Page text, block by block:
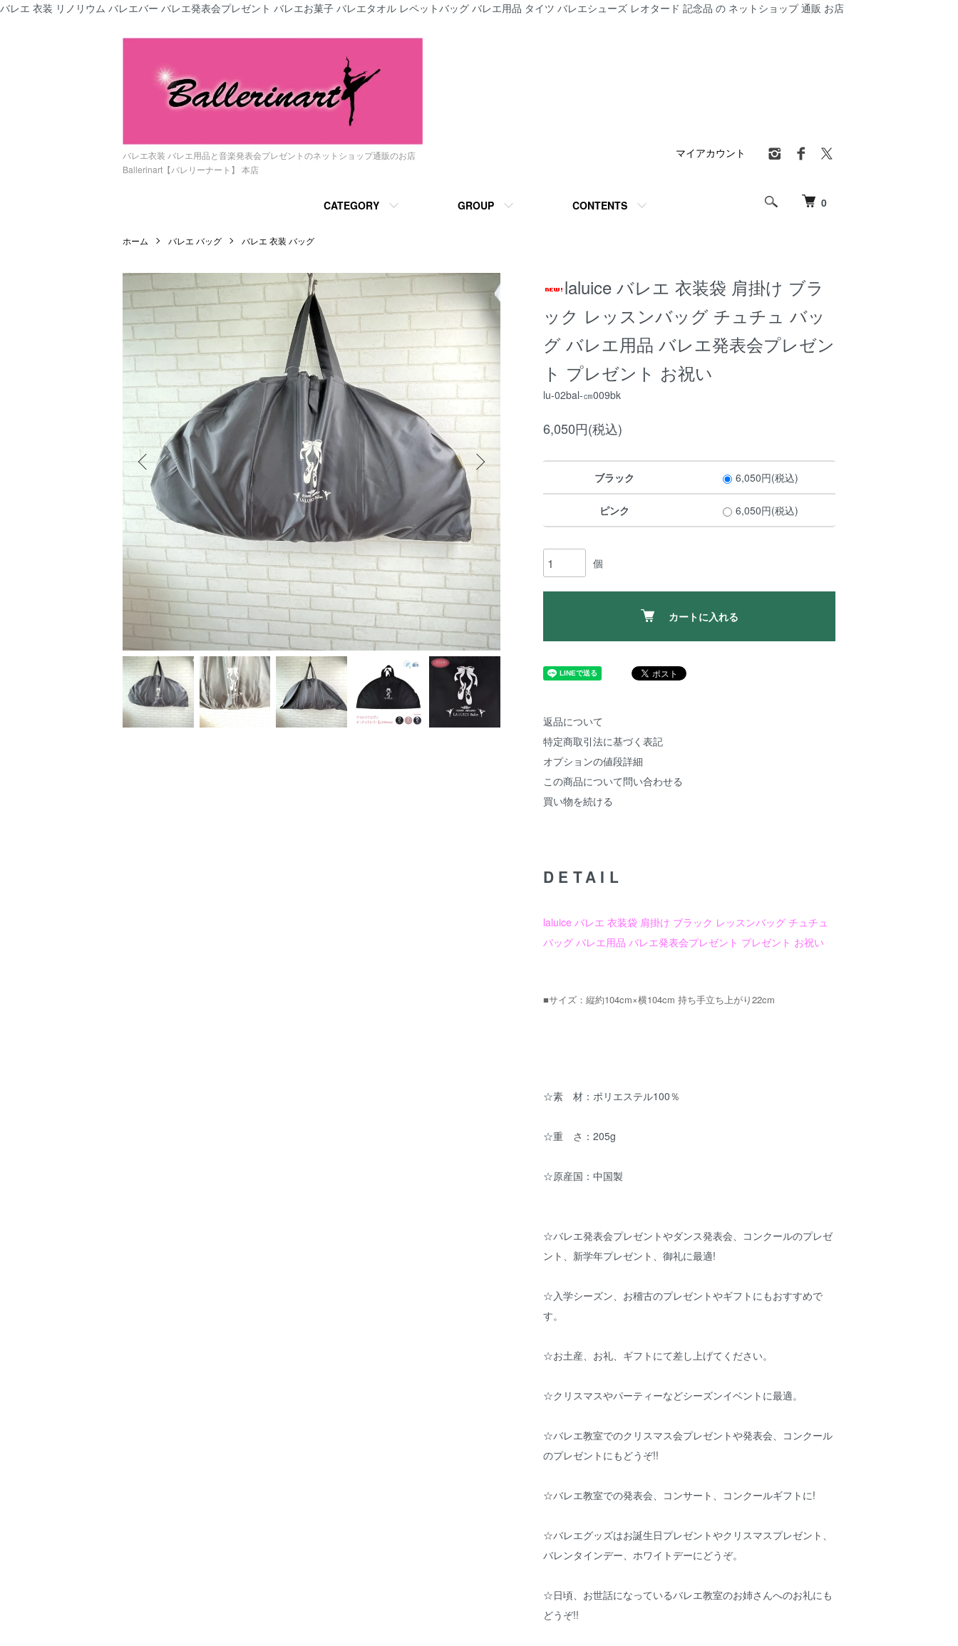
バレエ 衣装 リノリウム バレエバー バレエ発表会プレゼント バレエお菓子 バレエタオル レペットバッグ バレエ用品 タイツ バレエシューズ レオタード 記念品 の ネットショップ 通販 お店
バレエ衣装 バレエ用品と音楽発表会プレゼントのネットショップ通販のお店
Ballerinart【バレリーナート】 本店
0
CATEGORY GROUP CONTENTS
マイアカウント
ホーム バレエ バッグ バレエ 衣装 バッグ
laluice バレエ 衣装袋 肩掛け ブラ
ック レッスンバッグ チュチュ バッ
グ バレエ用品 バレエ発表会プレゼン
ト プレゼント お祝い
lu-02bal-㎝009bk
6,050円(税込)
ブラック 6,050円(税込)
ピンク 6,050円(税込)
個
カートに入れる
返品について
特定商取引法に基づく表記
オプションの値段詳細
この商品について問い合わせる
買い物を続ける
DETAIL
laluice バレエ 衣装袋 肩掛け ブラック レッスンバッグ チュチュ
バッグ バレエ用品 バレエ発表会プレゼント プレゼント お祝い
■サイズ：縦約104cm×横104cm 持ち手立ち上がり22cm
☆素 材：ポリエステル100％
☆重 さ：205g
☆原産国：中国製
☆バレエ発表会プレゼントやダンス発表会、コンクールのプレゼ
ント、新学年プレゼント、御礼に最適!
☆入学シーズン、お稽古のプレゼントやギフトにもおすすめで
す。
☆お土産、お礼、ギフトにて差し上げてください。
☆クリスマスやパーティーなどシーズンイベントに最適。
☆バレエ教室でのクリスマス会プレゼントや発表会、コンクール
のプレゼントにもどうぞ!!
☆バレエ教室での発表会、コンサート、コンクールギフトに!
☆バレエグッズはお誕生日プレゼントやクリスマスプレゼント、
バレンタインデー、ホワイトデーにどうぞ。
☆日頃、お世話になっているバレエ教室のお姉さんへのお礼にも
どうぞ!!